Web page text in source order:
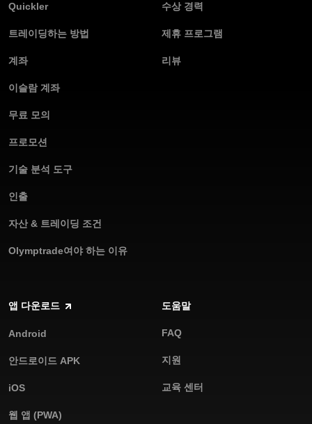
Quickler
트레이딩하는 방법
계좌
이슬람 계좌
무료 모의
프로모션
기술 분석 도구
인출
자산 & 트레이딩 조건
Olymptrade여야 하는 이유
수상 경력
제휴 프로그램
리뷰
앱 다운로드
Android
안드로이드 APK
iOS
웹 앱 (PWA)
도움말
FAQ
지원
교육 센터